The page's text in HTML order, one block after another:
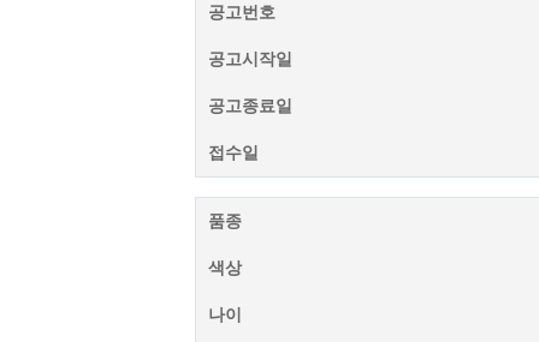
공고번호
공고시작일
공고종료일
접수일
품종
색상
나이